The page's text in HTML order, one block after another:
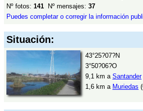
Nº fotos: 141 Nº mensajes: 37
Puedes completar o corregir la información
Situación:
43°25?07?N
3°50?06?O
9,1 km a Santander
1,6 km a Muriedas